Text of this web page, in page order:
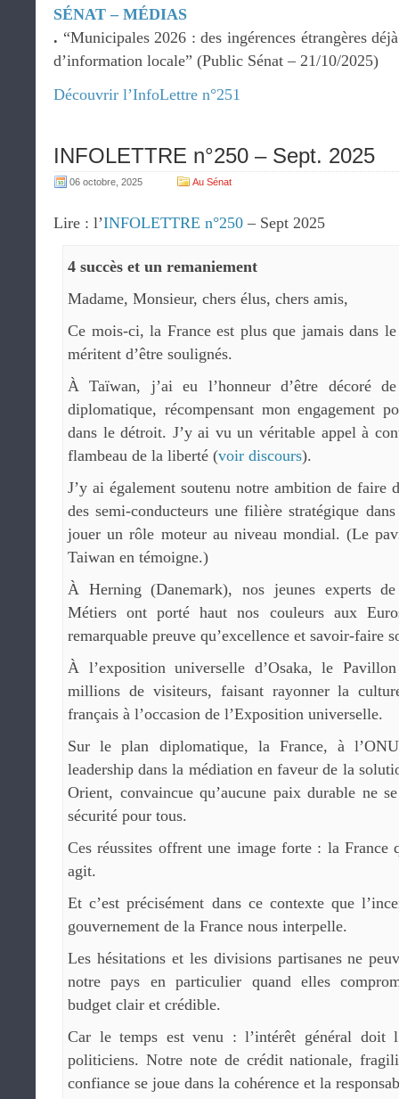
SÉNAT – MÉDIAS
. “Municipales 2026 : des ingérences étrangères
d’information locale” (Public Sénat – 21/10/2025)
Découvrir l’InfoLettre n°251
INFOLETTRE n°250 – Sept. 2025
06 octobre, 2025 Au Sénat
Lire : l’INFOLETTRE n°250 – Sept 2025
4 succès et un remaniement
Madame, Monsieur, chers élus, chers amis,
Ce mois-ci, la France est plus que jamais dans
méritent d’être soulignés.
À Taïwan, j’ai eu l’honneur d’être décoré
diplomatique, récompensant mon engagement
dans le détroit. J’y ai vu un véritable appel à
flambeau de la liberté (voir discours).
J’y ai également soutenu notre ambition de faire
des semi-conducteurs une filière stratégique
jouer un rôle moteur au niveau mondial. (Le
Taiwan en témoigne.)
À Herning (Danemark), nos jeunes experts
Métiers ont porté haut nos couleurs aux
remarquable preuve qu’excellence et savoir-faire
À l’exposition universelle d’Osaka, le
millions de visiteurs, faisant rayonner la
français à l’occasion de l’Exposition universelle.
Sur le plan diplomatique, la France, à
leadership dans la médiation en faveur de la
Orient, convaincue qu’aucune paix durable ne
sécurité pour tous.
Ces réussites offrent une image forte : la
agit.
Et c’est précisément dans ce contexte que
gouvernement de la France nous interpelle.
Les hésitations et les divisions partisanes ne
notre pays en particulier quand elles
budget clair et crédible.
Car le temps est venu : l’intérêt général doit
politiciens. Notre note de crédit nationale,
confiance se joue dans la cohérence et la